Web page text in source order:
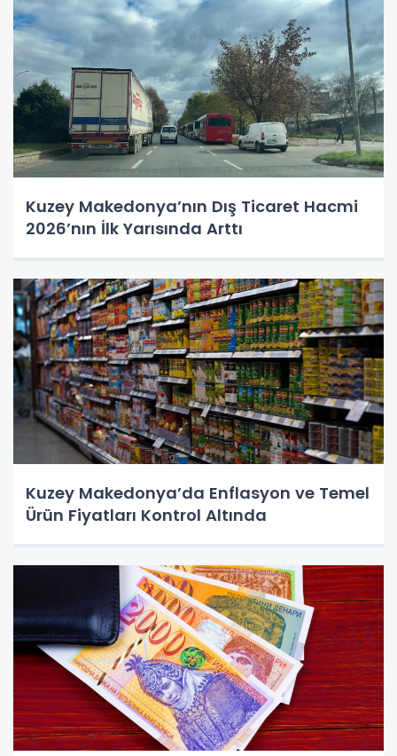
Kuzey Makedonya’nın Dış Ticaret Hacmi
2026’nın İlk Yarısında Arttı
Kuzey Makedonya’da Enflasyon ve Temel
Ürün Fiyatları Kontrol Altında